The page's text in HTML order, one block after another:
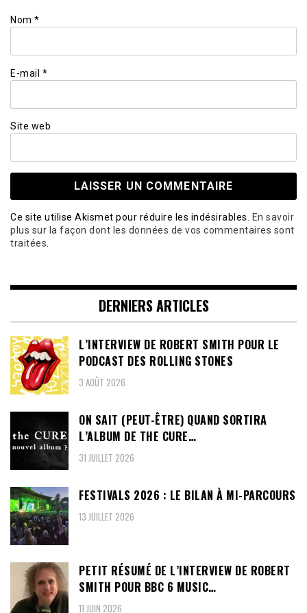
Nom *
E-mail *
Site web
Ce site utilise Akismet pour réduire les indésirables.
En savoir
plus sur la façon dont les données de vos commentaires sont
traitées
DERNIERS ARTICLES
L’INTERVIEW DE ROBERT SMITH POUR LE
PODCAST DES ROLLING STONES
3 AOÛT 2026
ON SAIT (PEUT-ÊTRE) QUAND SORTIRA
L’ALBUM DE THE CURE…
31 JUILLET 2026
FESTIVALS 2026 : LE BILAN À MI-PARCOURS
13 JUILLET 2026
PETIT RÉSUMÉ DE L’INTERVIEW DE ROBERT
SMITH POUR BBC 6 MUSIC…
11 JUIN 2026